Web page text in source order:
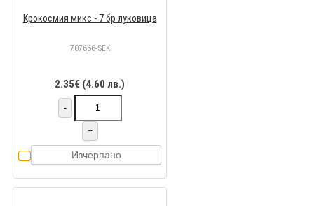
Крокосмия микс - 7 бр луковицa
707666-SEK
2.35€ (4.60 лв.)
-
+
Изчерпано